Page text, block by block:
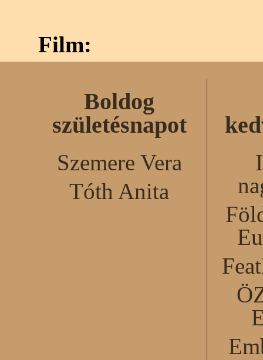
Film:
Boldog
születésnapot
Szemere Vera
Tóth Anita